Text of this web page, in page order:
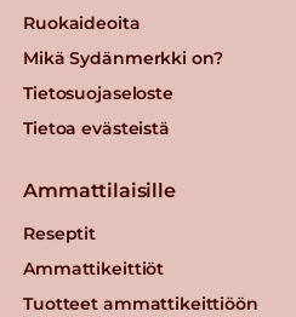
Ruokaideoita
Mikä Sydänmerkki on?
Tietosuojaseloste
Tietoa evästeistä
Ammattilaisille
Reseptit
Ammattikeittiöt
Tuotteet ammattikeittiöön